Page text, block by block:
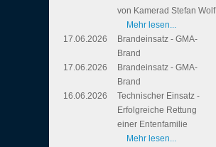
von Kamerad Stefan Wolf
Mehr lesen...
17.06.2026
Brandeinsatz - GMA-
Brand
17.06.2026
Brandeinsatz - GMA-
Brand
16.06.2026
Technischer Einsatz -
Erfolgreiche Rettung
einer Entenfamilie
Mehr lesen...